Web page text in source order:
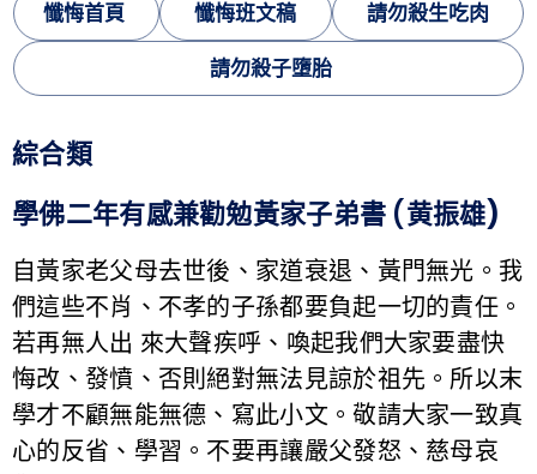
懺悔首頁 懺悔班文稿 請勿殺生吃肉
請勿殺子墮胎
綜合類
學佛二年有感兼勸勉黃家子弟書 (黄振雄)
自黃家老父母去世後、家道衰退、黃門無光。我
們這些不肖、不孝的子孫都要負起一切的責任。
若再無人出 來大聲疾呼、喚起我們大家要盡快
悔改、發憤、否則絕對無法見諒於祖先。所以末
學才不顧無能無德、寫此小文。敬請大家一致真
心的反省、學習。不要再讓嚴父發怒、慈母哀